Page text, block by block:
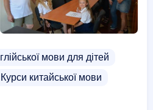
мови для дітей
Курси китайської мови